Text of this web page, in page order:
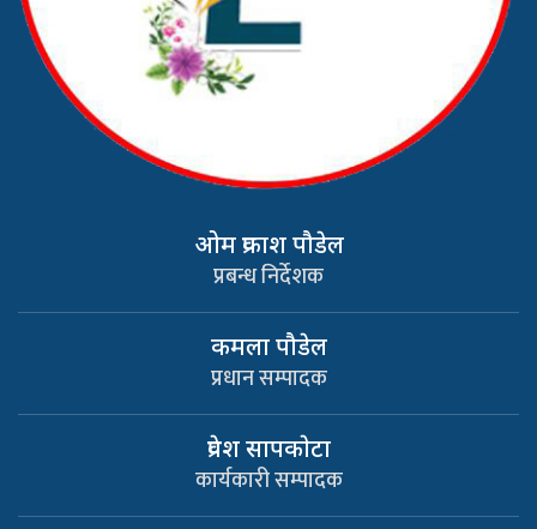
ओम प्रकाश पौडेल
प्रबन्ध निर्देशक
कमला पौडेल
प्रधान सम्पादक
प्रवेश सापकाेटा
कार्यकारी सम्पादक